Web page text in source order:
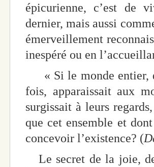
épicurienne, c’est de
dernier, mais aussi
émerveillement
inespéré ou en
« Si le monde entier,
fois, apparaissait aux
surgissait à leurs
que cet ensemble et
concevoir l’existence? (
Le secret de la joie,